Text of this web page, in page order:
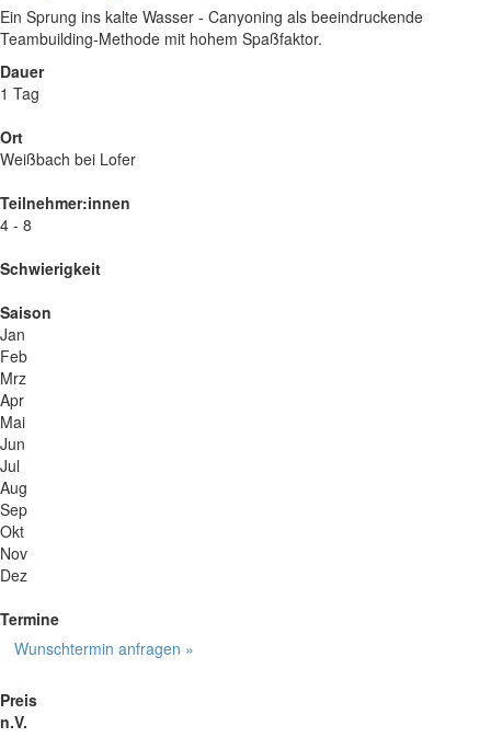
Ein Sprung ins kalte Wasser - Canyoning als beeindruckende
Teambuilding-Methode mit hohem Spaßfaktor.
Dauer
1 Tag
Ort
Weißbach bei Lofer
Teilnehmer:innen
4 - 8
Schwierigkeit
Saison
Jan
Feb
Mrz
Apr
Mai
Jun
Jul
Aug
Sep
Okt
Nov
Dez
Termine
Wunschtermin anfragen »
Preis
n.V.